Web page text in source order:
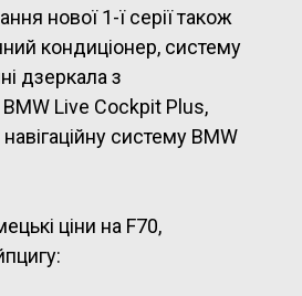
нової 1-ї серії також
кондиціонер, систему
дзеркала з
Live Cockpit Plus,
систему BMW
ціни на F70,